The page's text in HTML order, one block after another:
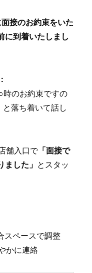
面接のお約束をいた
に到着いたしまし
時のお約束ですの
落ち着いて話し
舗入口で「面接で
した」 とスタッ
スペースで調整
かに連絡